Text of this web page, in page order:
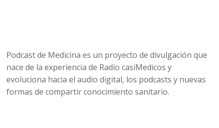
Podcast de Medicina es un proyecto de divulgación que
nace de la experiencia de Radio casiMedicos y
evoluciona hacia el audio digital, los podcasts y nuevas
formas de compartir conocimiento sanitario.